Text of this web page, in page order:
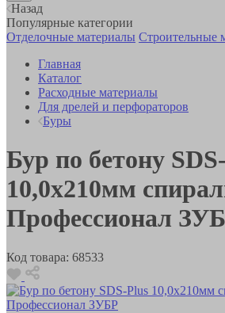
Назад
Популярные категории
Отделочные материалы Строительные
Главная
Каталог
Расходные материалы
Для дрелей и перфораторов
Буры
Бур по бетону
10,0х210мм
Профессионал
Код товара: 68533